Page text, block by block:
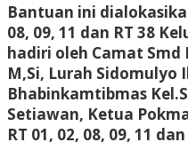
Bantuan ini
08, 09, 11 dan RT 38
hadiri oleh Camat Smd
M,Si, Lurah Sidomulyo
Bhabinkamtibmas
Setiawan, Ketua
RT 01, 02, 08, 09, 11